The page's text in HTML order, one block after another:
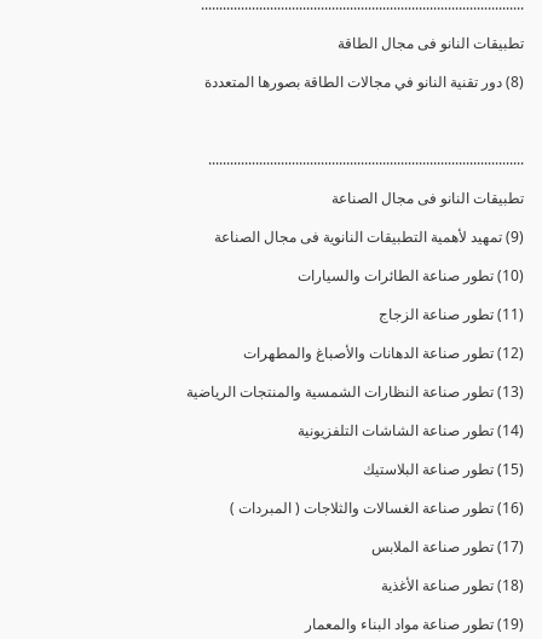
تطبيقات النانو فى مجال الطاقة
(8) دور تقنية النانو في مجالات الطاقة بصورها المتعددة
.......................................................................................
تطبيقات النانو فى مجال الصناعة
(9) تمهيد لأهمية التطبيقات النانوية فى مجال الصناعة
(10) تطور صناعة الطائرات والسيارات
(11) تطور صناعة الزجاج
(12) تطور صناعة الدهانات والأصباغ والمطهرات
(13) تطور صناعة النظارات الشمسية والمنتجات الرياضية
(14) تطور صناعة الشاشات التلفزيونية
(15) تطور صناعة البلاستيك
(16) تطور صناعة الغسالات والثلاجات ( المبردات )
(17) تطور صناعة الملابس
(18) تطور صناعة الأغذية
(19) تطور صناعة مواد البناء والمعمار